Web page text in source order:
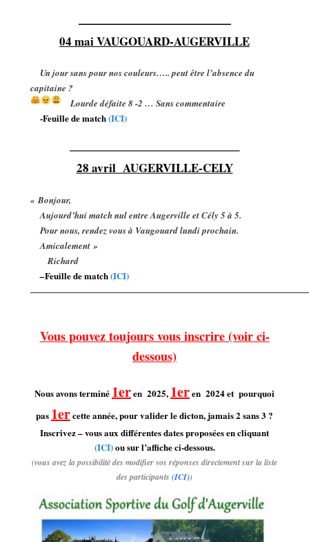
—————————————
04 mai VAUGOUARD-AUGERVILLE
Un jour sans pour nos couleurs….. peut être l’absence du
capitaine ?
Lourde défaite 8 -2 … Sans commentaire
-Feuille de match(ICI)
——————————————–
28 avril AUGERVILLE-CELY
« Bonjour,
Aujourd’hui match nul entre Augerville et Cély 5 à 5.
Pour nous, rendez vous à Vaugouard lundi prochain.
Amicalement »
Richard
–Feuille de match(ICI)
Vous pouvez toujours vous inscrire (voir ci-
dessous)
Nous avons terminé 1eren 2025, 1eren 2024 et pourquoi
pas 1ercette année, pour valider le dicton, jamais 2 sans 3 ?
Inscrivez – vous aux différentes dates proposées en cliquant
(ICI)ou sur l’affiche ci-dessous.
(vous avez la possibilité des modifier vos réponses directement sur la liste
des participants (ICI))